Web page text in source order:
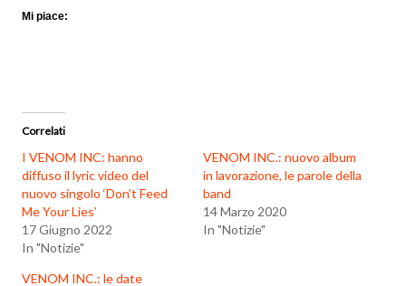
Mi piace:
Correlati
I VENOM INC: hanno
diffuso il lyric video del
nuovo singolo ‘Don’t Feed
Me Your Lies’
17 Giugno 2022
In "Notizie"
VENOM INC.: nuovo album
in lavorazione, le parole della
band
14 Marzo 2020
In "Notizie"
VENOM INC.: le date